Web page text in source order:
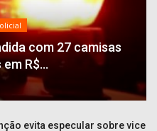
com 27 camisas
R$...
evita especular sobre vice